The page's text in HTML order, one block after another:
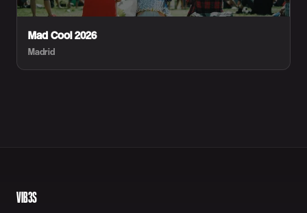
Mad Cool 2026
Madrid
VIB3S